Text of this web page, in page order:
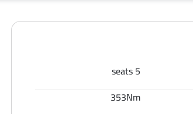
5 seats
353Nm